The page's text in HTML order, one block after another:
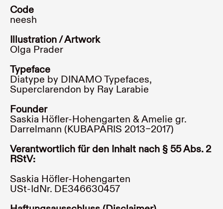
Code
neesh
Illustration / Artwork
Olga Prader
Typeface
Diatype by DINAMO Typefaces,
Superclarendon by Ray Larabie
Founder
Saskia Höfler-Hohengarten & Amelie gr.
Darrelmann (KUBAPARIS 2013–2017)
Verantwortlich für den Inhalt nach § 55 Abs. 2
RStV:
Saskia Höfler-Hohengarten
USt-IdNr. DE346630457